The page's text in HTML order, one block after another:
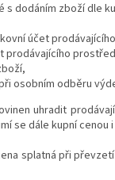
s dodáním zboží dle
účet
osobním odběru
uhradit
se dále kupní cenou
splatná při